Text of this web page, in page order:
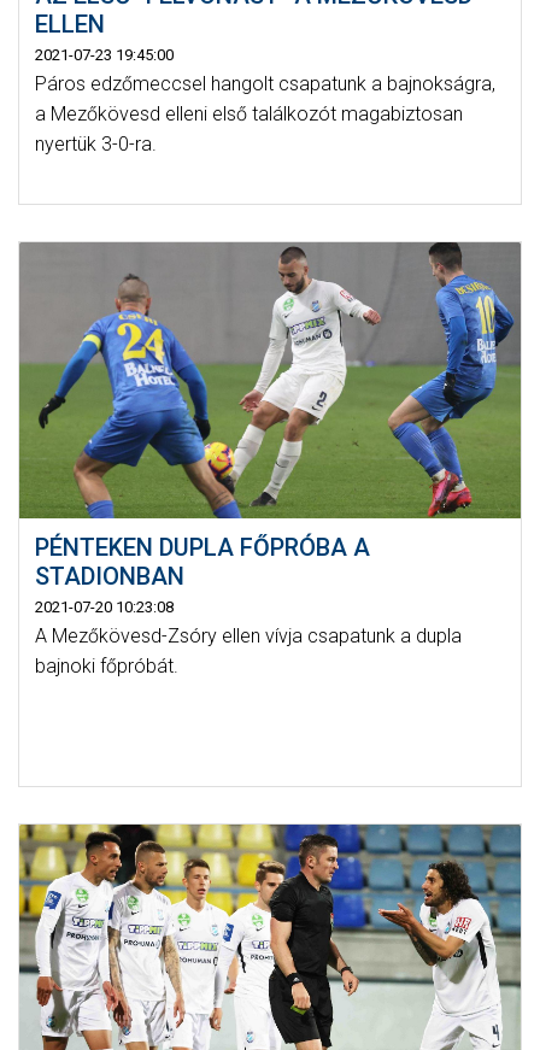
ELLEN
2021-07-23 19:45:00
Páros edzőmeccsel hangolt csapatunk a bajnokságra,
a Mezőkövesd elleni első találkozót magabiztosan
nyertük 3-0-ra.
PÉNTEKEN DUPLA FŐPRÓBA A
STADIONBAN
2021-07-20 10:23:08
A Mezőkövesd-Zsóry ellen vívja csapatunk a dupla
bajnoki főpróbát.